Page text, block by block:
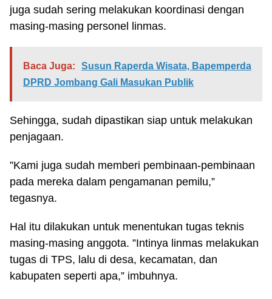
juga sudah sering melakukan koordinasi dengan
masing-masing personel linmas.
Baca Juga:
Susun Raperda Wisata, Bapemperda
DPRD Jombang Gali Masukan Publik
Sehingga, sudah dipastikan siap untuk melakukan
penjagaan.
”Kami juga sudah memberi pembinaan-pembinaan
pada mereka dalam pengamanan pemilu,”
tegasnya.
Hal itu dilakukan untuk menentukan tugas teknis
masing-masing anggota. ”Intinya linmas melakukan
tugas di TPS, lalu di desa, kecamatan, dan
kabupaten seperti apa,” imbuhnya.